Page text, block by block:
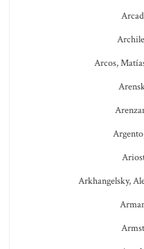
Arcos,
Arkhangelsky,